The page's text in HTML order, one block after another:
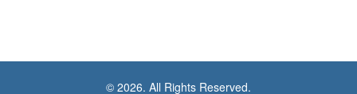
© 2026. All Rights Reserved.